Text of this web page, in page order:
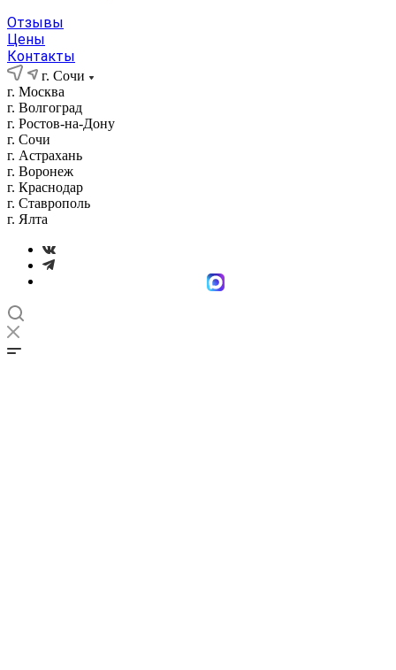
Отзывы
Цены
Контакты
г. Сочи
г. Москва
г. Волгоград
г. Ростов-на-Дону
г. Сочи
г. Астрахань
г. Воронеж
г. Краснодар
г. Ставрополь
г. Ялта